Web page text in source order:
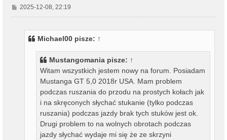
P
o
2025-12-08, 22:19
Michael00 pisze: ↑
Mustangomania pisze: ↑
Witam wszystkich jestem nowy na forum. Posiadam
Mustanga GT 5,0 2018r USA. Mam problem
podczas ruszania do przodu na prostych kołach jak
i na skręconych słychać stukanie (tylko podczas
ruszania) podczas jazdy brak tych stuków jest ok.
Drugi problem to na wolnych obrotach podczas
jazdy słychać wydaje mi się że ze skrzyni